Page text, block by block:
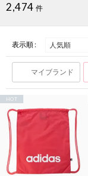
2,474 件
表示順 :
マイブランド
HOT